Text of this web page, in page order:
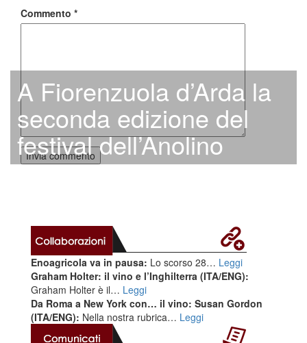
A Fiorenzuola d’Arda la
seconda edizione del
festival dell’Anolino
Commento *
Enoagricola va in pausa: Lo scorso 28… Leggi
Graham Holter: il vino e l’Inghilterra (ITA/ENG):
Graham Holter è il… Leggi
Da Roma a New York con… il vino: Susan Gordon
(ITA/ENG): Nella nostra rubrica… Leggi